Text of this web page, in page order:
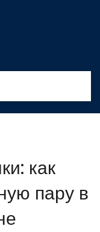
как
пару в